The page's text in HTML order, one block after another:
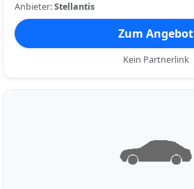
Anbieter:Stellantis
Zum Angebot
Kein Partnerlink